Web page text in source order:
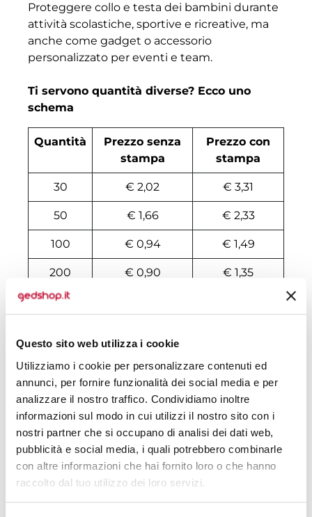
Questo sito web utilizza i cookie
Utilizziamo i cookie per personalizzare contenuti ed
annunci, per fornire funzionalità dei social media e per
analizzare il nostro traffico. Condividiamo inoltre
informazioni sul modo in cui utilizzi il nostro sito con i
nostri partner che si occupano di analisi dei dati web,
pubblicità e social media, i quali potrebbero combinarle
con altre informazioni che hai fornito loro o che hanno
raccolto dal tuo utilizzo dei loro servizi.
Proteggere collo e testa dei bambini durante
attività scolastiche, sportive e ricreative, ma
anche come gadget o accessorio
personalizzato per eventi e team.
Ti servono quantità diverse? Ecco uno
schema
Quantità
Prezzo senza
stampa
Prezzo con
stampa
30 € 2,02 € 3,31
50 € 1,66 € 2,33
100 € 0,94 € 1,49
200 € 0,90 € 1,35
500
2000 € 0,72 € 0,93
3000 € 0,71 € 0,90
5000 € 0,70 € 0,85
10000 € 0,54 € 0,65